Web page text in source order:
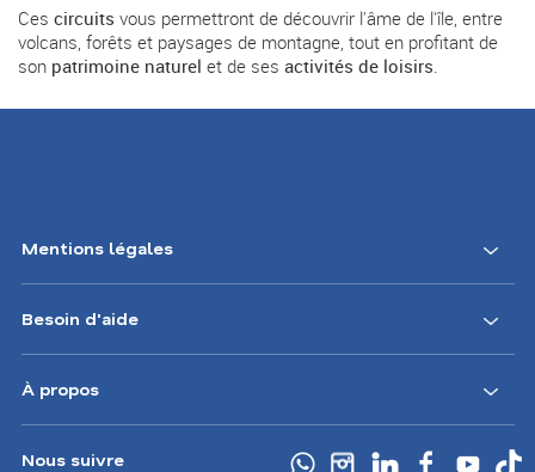
Ces circuits vous permettront de découvrir l'âme de l'île, entre
volcans, forêts et paysages de montagne, tout en profitant de
son patrimoine naturel et de ses activités de loisirs
Mentions légales
Besoin d'aide
À propos
Nous suivre